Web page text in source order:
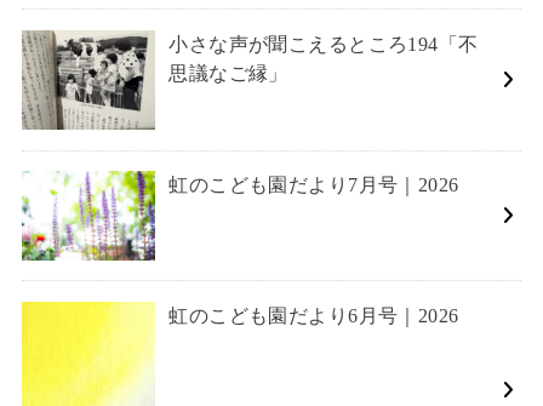
小さな声が聞こえるところ194「不
思議なご縁」
虹のこども園だより7月号｜2026
虹のこども園だより6月号｜2026